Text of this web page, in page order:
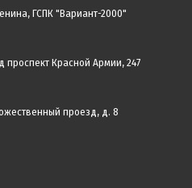
ГСПК "Вариант-2000"
проспект Красной Армии, 247
проезд, д. 8